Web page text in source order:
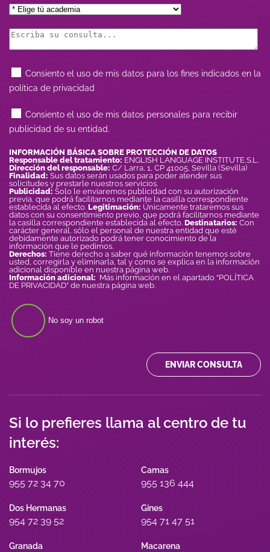
Consiento el uso de mis datos para los fines indicados en la
política de privacidad
Consiento el uso de mis datos personales para recibir
publicidad de su entidad.
INFORMACIÓN BÁSICA SOBRE PROTECCIÓN DE DATOS
Responsable del tratamiento: ENGLISH LANGUAGE INSTITUTE,S.L.
Dirección del responsable: C/ Larra, 1, CP 41005, Sevilla (Sevilla)
Finalidad: Sus datos serán usados para poder atender sus
solicitudes y prestarle nuestros servicios.
Publicidad: Solo le enviaremos publicidad con su autorización
previa, que podrá facilitarnos mediante la casilla correspondiente
establecida al efecto. Legitimación: Únicamente trataremos sus
datos con su consentimiento previo, que podrá facilitarnos mediante
la casilla correspondiente establecida al efecto. Destinatarios: Con
carácter general, sólo el personal de nuestra entidad que esté
debidamente autorizado podrá tener conocimiento de la
información que le pedimos.
Derechos: Tiene derecho a saber qué información tenemos sobre
usted, corregirla y eliminarla, tal y como se explica en la información
adicional disponible en nuestra página web.
Información adicional: Más información en el apartado “POLÍTICA
DE PRIVACIDAD” de nuestra página web.
No soy un robot
ENVIAR CONSULTA
Si lo prefieres llama al centro de tu
interés:
Bormujos
955 72 34 70
Camas
955 136 444
Dos Hermanas
954 72 39 52
Gines
954 71 47 51
Granada Macarena